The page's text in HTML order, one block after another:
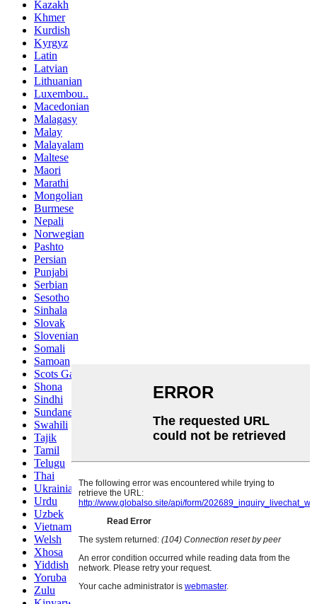
Kazakh
Khmer
Kurdish
Kyrgyz
Latin
Latvian
Lithuanian
Luxembou..
Macedonian
Malagasy
Malay
Malayalam
Maltese
Maori
Marathi
Mongolian
Burmese
Nepali
Norwegian
Pashto
Persian
Punjabi
Serbian
Sesotho
Sinhala
Slovak
Slovenian
Somali
Samoan
Scots Gaelic
Shona
Sindhi
Sundanese
Swahili
Tajik
Tamil
Telugu
Thai
Ukrainian
Urdu
Uzbek
Vietnamese
Welsh
Xhosa
Yiddish
Yoruba
Zulu